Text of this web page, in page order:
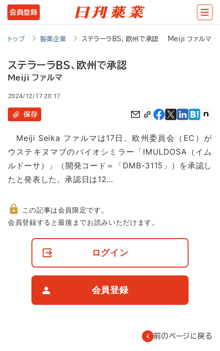
メ
イ
ツ
移
会員登録
トップ 製薬企業 ステラーラBS、欧州で承認 Meiji ファルマ
ステラーラBS、欧州で承認
Meiji ファルマ
2024/12/17 20:17
保存
Meiji Seika ファルマは17日、欧州委員会（EC）が
ウステキヌマブのバイオシミラー「IMULDOSA（イム
ルドーサ）」（開発コード＝「DMB-3115」）を承認し
たと発表した。承認日は12…
非
この記事は会員限定です。
会員登録すると最後までお読みいただけます。
ログイン
会員登録
前のページに戻る